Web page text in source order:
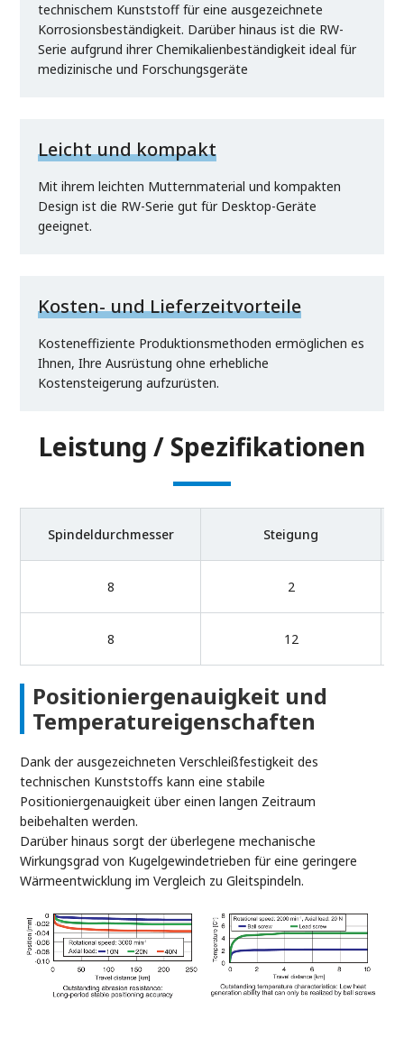
technischem Kunststoff für eine ausgezeichnete
Korrosionsbeständigkeit. Darüber hinaus ist die RW-
Serie aufgrund ihrer Chemikalienbeständigkeit ideal für
medizinische und Forschungsgeräte
Leicht und kompakt
Mit ihrem leichten Mutternmaterial und kompakten
Design ist die RW-Serie gut für Desktop-Geräte
geeignet.
Kosten- und Lieferzeitvorteile
Kosteneffiziente Produktionsmethoden ermöglichen es
Ihnen, Ihre Ausrüstung ohne erhebliche
Kostensteigerung aufzurüsten.
Leistung / Spezifikationen
Spindeldurchmesser Steigung
8 2
8 12
Positioniergenauigkeit und
Temperatureigenschaften
Dank der ausgezeichneten Verschleißfestigkeit des
technischen Kunststoffs kann eine stabile
Positioniergenauigkeit über einen langen Zeitraum
beibehalten werden.
Darüber hinaus sorgt der überlegene mechanische
Wirkungsgrad von Kugelgewindetrieben für eine geringere
Wärmeentwicklung im Vergleich zu Gleitspindeln.